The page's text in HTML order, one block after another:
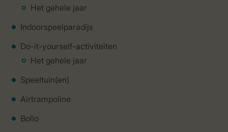
Het gehele jaar
Indoorspeelparadijs
Do-it-yourself-activiteiten
Het gehele jaar
Speeltuin(en)
Airtrampoline
Bollo